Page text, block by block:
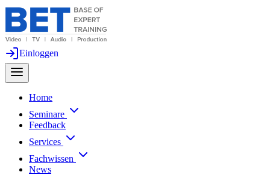
Einloggen
Home
Seminare
Feedback
Services
Fachwissen
News